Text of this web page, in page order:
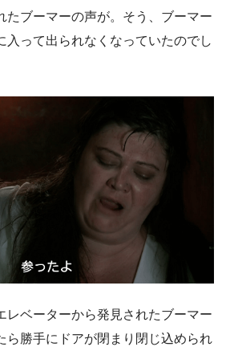
たブーマーの声が。そう、ブーマー
入って出られなくなっていたのでし
レベーターから発見されたブーマー
ら勝手にドアが閉まり閉じ込められ